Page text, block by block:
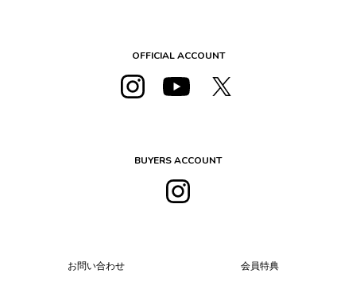
OFFICIAL ACCOUNT
BUYERS ACCOUNT
お問い合わせ 会員特典